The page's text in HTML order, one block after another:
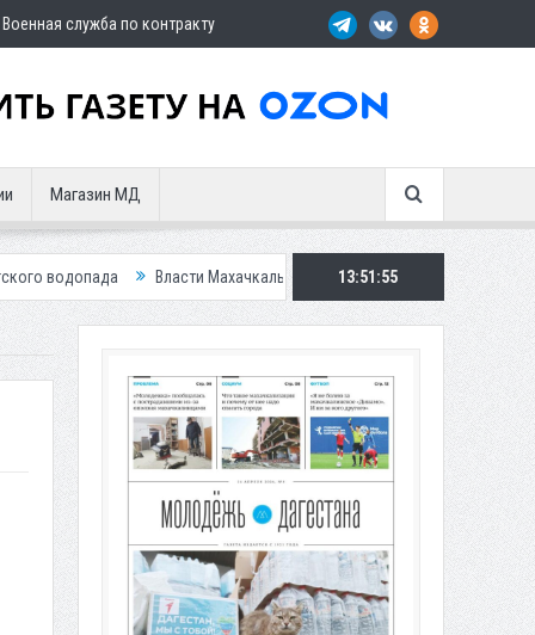
Военная служба по контракту
Магазин МД
Власти Махачкалы планирует внедрить новую систему для
13:51:56